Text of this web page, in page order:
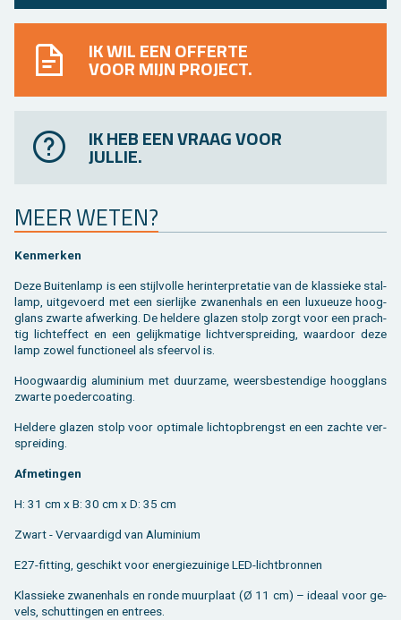
IK WIL EEN OFFERTE
VOOR MIJN PROJECT.
IK HEB EEN VRAAG VOOR
JULLIE.
MEER WETEN?
Ken­mer­ken
Deze Bui­ten­lamp is een stijl­vol­le her­in­ter­pre­ta­tie van de klas­sie­ke stal­
lamp, uit­ge­voerd met een sier­lij­ke zwa­nen­hals en een luxu­eu­ze hoog­
glans zwar­te af­wer­king. De hel­de­re gla­zen stolp zorgt voor een prach­
tig licht­ef­fect en een ge­lijk­ma­ti­ge licht­ver­sprei­ding, waar­door deze
lamp zowel func­ti­o­neel als sfeer­vol is.
Hoog­waar­dig alu­mi­ni­um met duur­za­me, weers­be­sten­di­ge hoog­glans
zwar­te poe­der­coa­ting.
Hel­de­re gla­zen stolp voor op­ti­ma­le licht­op­brengst en een zach­te ver­
sprei­ding.
Af­me­tin­gen
H: 31 cm x B: 30 cm x D: 35 cm
Zwart - Ver­vaar­digd van Alu­mi­ni­um
E27-fit­ting, ge­schikt voor ener­gie­zui­ni­ge LED-licht­bron­nen
Klas­sie­ke zwa­nen­hals en ronde muur­plaat (Ø 11 cm) – ide­aal voor ge­
vels, schut­tin­gen en en­trees.